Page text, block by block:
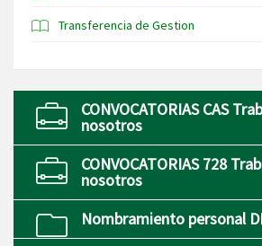
Transferencia de Gestion
CONVOCATORIAS CAS
nosotros
CONVOCATORIAS 728
nosotros
Nombramiento personal